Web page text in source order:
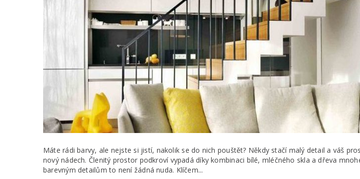
Máte rádi barvy, ale nejste si jistí, nakolik se do nich pouštět? Někdy stačí malý detail a váš
nový nádech. Členitý prostor podkroví vypadá díky kombinaci bílé, mléčného skla a dřeva
barevným detailům to není žádná nuda. Klíčem...